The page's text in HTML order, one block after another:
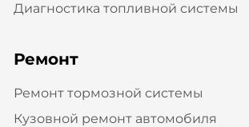
Диагностика топливной системы
Ремонт
Ремонт тормозной системы
Кузовной ремонт автомобиля